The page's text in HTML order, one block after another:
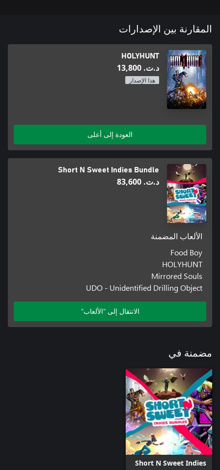
المقارنة بين الإصدارات
HOLYHUNT
د.ت.‏ 13,800
هذا الإصدار
العودة إلى أعلى
Short N Sweet Indies Bundle
د.ت.‏ 83,600
الألعاب المضمنة
Food Boy
HOLYHUNT
Mirrored Souls
UDO - Unidentified Drilling Object
الانتقال إلى "الألعاب"
مضمنة في
Short N Sweet Indies